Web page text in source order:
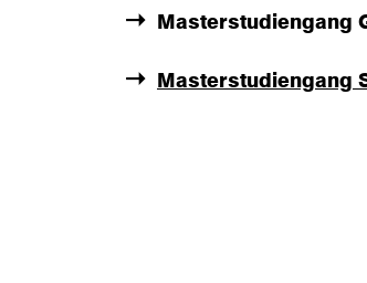
Masterstudiengang
Masterstudiengang